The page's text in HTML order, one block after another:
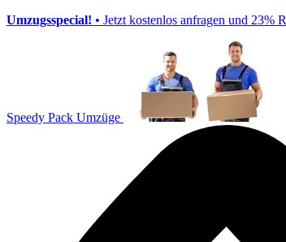
Umzugsspecial! • Jetzt kostenlos anfragen und
Speedy Pack Umzüge